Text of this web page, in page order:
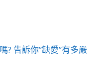
? 告訴你”缺愛”有多嚴